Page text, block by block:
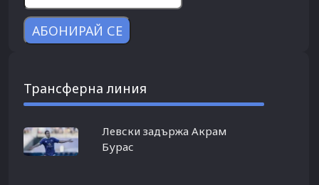
Трансферна линия
Левски задържа Акрам
Бурас